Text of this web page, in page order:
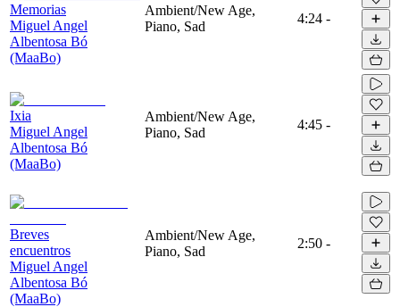
Memorias
Miguel Angel
Albentosa Bó
(MaaBo)
Ambient/New Age,
Piano, Sad
4:24 -
Ixia
Miguel Angel
Albentosa Bó
(MaaBo)
Ambient/New Age,
Piano, Sad
4:45 -
Breves
encuentros
Miguel Angel
Albentosa Bó
(MaaBo)
Ambient/New Age,
Piano, Sad
2:50 -